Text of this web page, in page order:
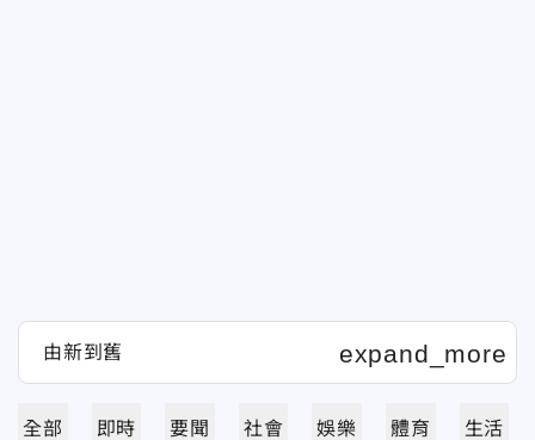
全部 即時 要聞 社會 娛樂 體育 生活